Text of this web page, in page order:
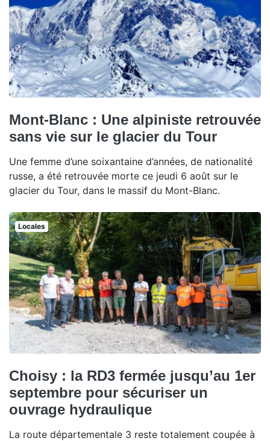
Mont-Blanc : Une alpiniste retrouvée
sans vie sur le glacier du Tour
Une femme d’une soixantaine d’années, de nationalité
russe, a été retrouvée morte ce jeudi 6 août sur le
glacier du Tour, dans le massif du Mont-Blanc.
Locales
Choisy : la RD3 fermée jusqu’au 1er
septembre pour sécuriser un
ouvrage hydraulique
La route départementale 3 reste totalement coupée à